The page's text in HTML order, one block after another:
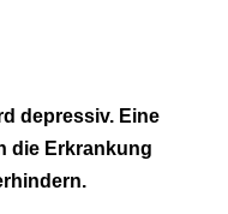
depressiv. Eine
die Erkrankung